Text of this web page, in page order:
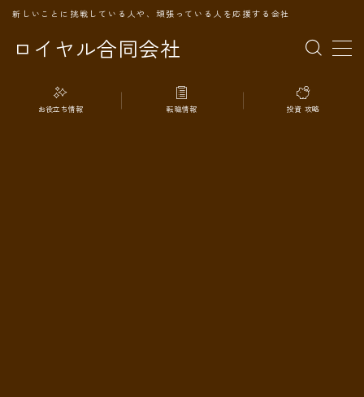
ロイヤル合同会社
新しいことに挑戦している人や、頑張っている人を応援する会社
MENU
TOPページ
お役立ち情報 転職情報 投資 攻略